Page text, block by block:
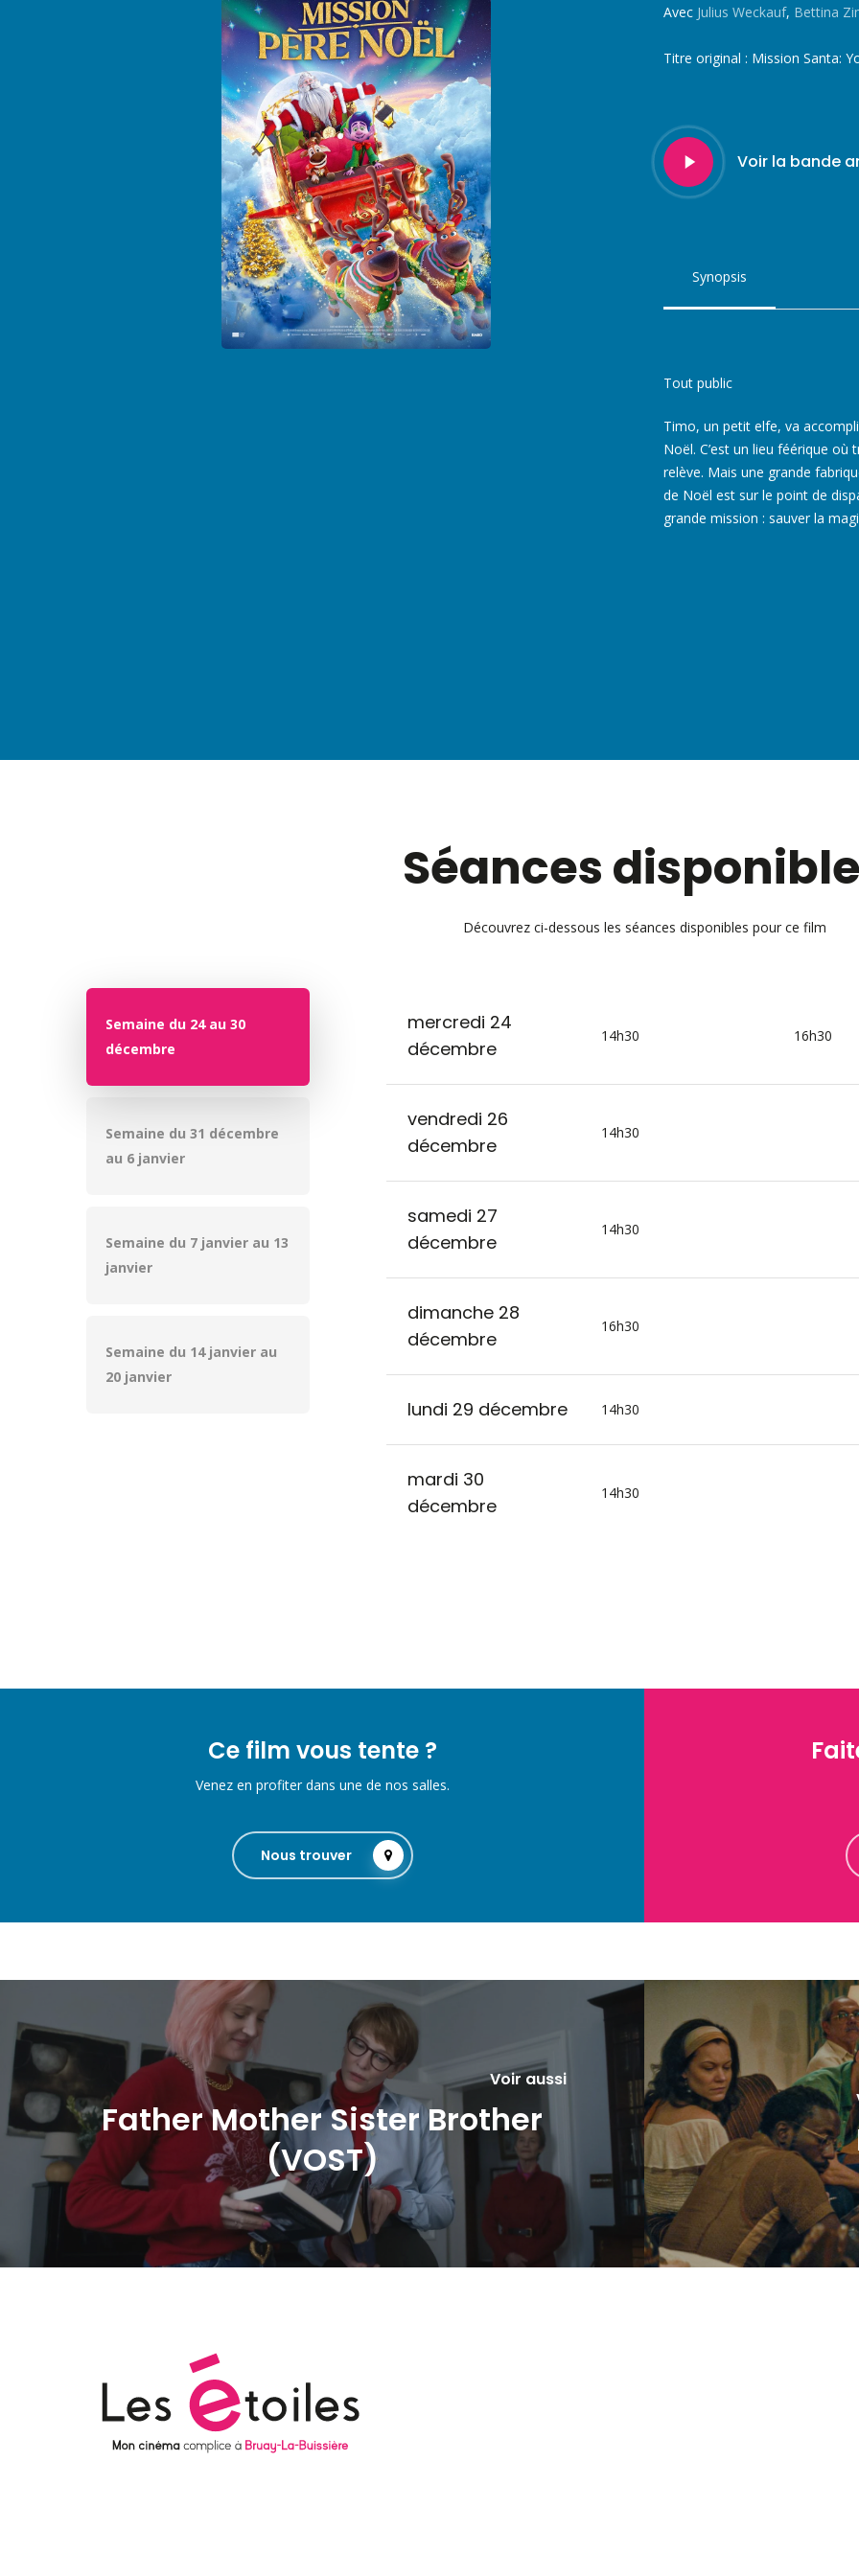
Avec Julius Weckauf, Bettina
Titre original : Mission Santa:
Play
Video
Voir la bande
Synopsis
Tout public
Timo, un petit elfe, va
Noël. C’est un lieu féérique
relève. Mais une grande
de Noël est sur le point de
grande mission : sauver la
Séances
Découvrez ci-dessous les séances disponibles pour ce film
Semaine du 24 au 30
décembre
Semaine du 31 décembre
au 6 janvier
Semaine du 7 janvier au 13
janvier
Semaine du 14 janvier au
20 janvier
mercredi 24
décembre
14h30 16h30
vendredi 26
décembre
14h30
samedi 27
décembre
14h30
dimanche 28
décembre
16h30
lundi 29 décembre 14h30
mardi 30
décembre
14h30
Ce film vous tente ?
Venez en profiter dans une de nos salles.
Nous trouver
Voir aussi
Father Mother Sister Brother
(VOST)